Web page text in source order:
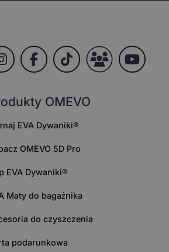
OMEVO
EVA Dywaniki®
OMEVO 5D Pro
EVA Dywaniki®
Maty do bagażnika
do czyszczenia
podarunkowa